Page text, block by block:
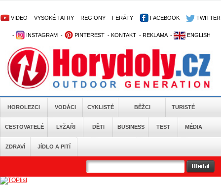
VIDEO - VYSOKÉ TATRY - REGIONY - FERÁTY - FACEBOOK - TWITTER
- INSTAGRAM - PINTEREST - KONTAKT - REKLAMA - ENGLISH
HOROLEZCI VODÁCI CYKLISTÉ BĚŽCI TURISTÉ
CESTOVATELÉ LYŽAŘI DĚTI BUSINESS TEST MÉDIA
ZDRAVÍ JÍDLO A PITÍ